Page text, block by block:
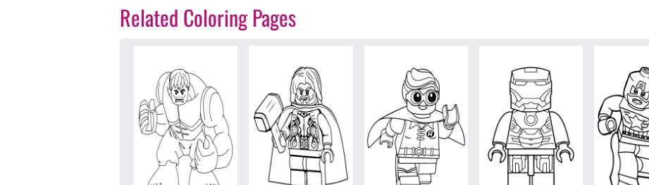
Related Coloring Pages